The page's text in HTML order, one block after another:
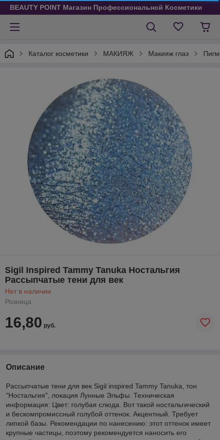
BEAUTY POINT Магазин Профессиональной Косметики
Каталог косметики МАКИЯЖ Макияж глаз
Sigil Inspired Tammy Tanuka Ностальгия
Рассыпчатые тени для век
Нет в наличии
Розница
16,80 руб.
Описание
Рассыпчатые тени для век Sigil inspired Tammy Tanuka, тон
"Ностальгия", локация Лунные Эльфы. Техническая
информация: Цвет: голубая слюда. Вот такой ностальгический
и бескомпромиссный голубой оттенок. Акцентный. Требует
липкой базы. Рекомендации по нанесению: этот оттенок имеет
крупные частицы, поэтому рекомендуется наносить его